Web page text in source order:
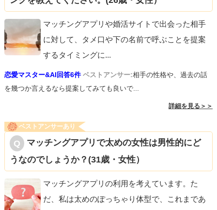
マッチングアプリや婚活サイトで出会った相手
に対して、タメ口や下の名前で呼ぶことを提案
するタイミングに...
恋愛マスター&AI回答6件 ベストアンサー:相手の性格や、過去の話
を幾つか言えるなら提案してみても良いで...
詳細を見る＞＞
ベストアンサーあり
マッチングアプリで太めの女性は男性的にど
うなのでしょうか？(31歳・女性）
マッチングアプリの利用を考えています。た
だ、私は太めのぽっちゃり体型で、これまであ